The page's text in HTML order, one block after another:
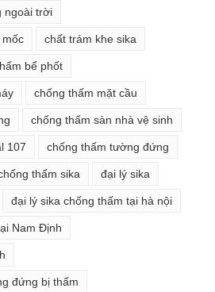
ngoài trời
chất trám khe sika
bể phốt
chống thấm mặt cầu
chống thấm sàn nhà vệ sinh
107 chống thấm tường đứng
thấm sika đại lý sika
đại lý sika chống thấm tại hà nội
Nam Định
đứng bị thấm